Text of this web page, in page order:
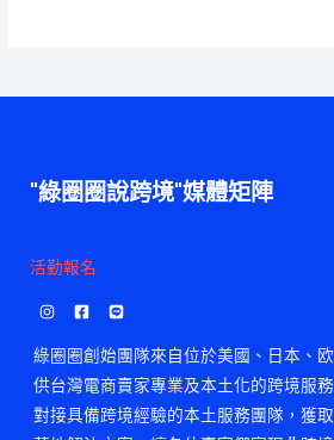
"綠圈圈說跨境"媒體矩陣
活勤報名
綠圈圈創始團隊來自位於美國、日本、
供台灣電商賣家專業及本土化的跨境服
對接具備跨境經驗的本土服務團隊，獲